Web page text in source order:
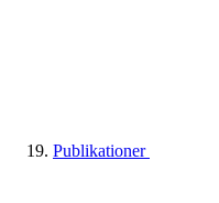
Publikationer